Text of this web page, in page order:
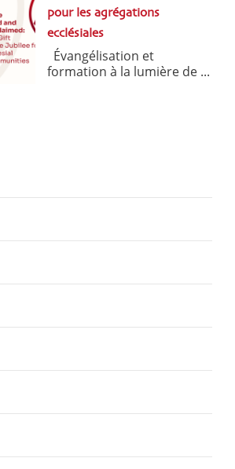
pour les agrégations
ecclésiales
Évangélisation et
formation à la lumière de ...